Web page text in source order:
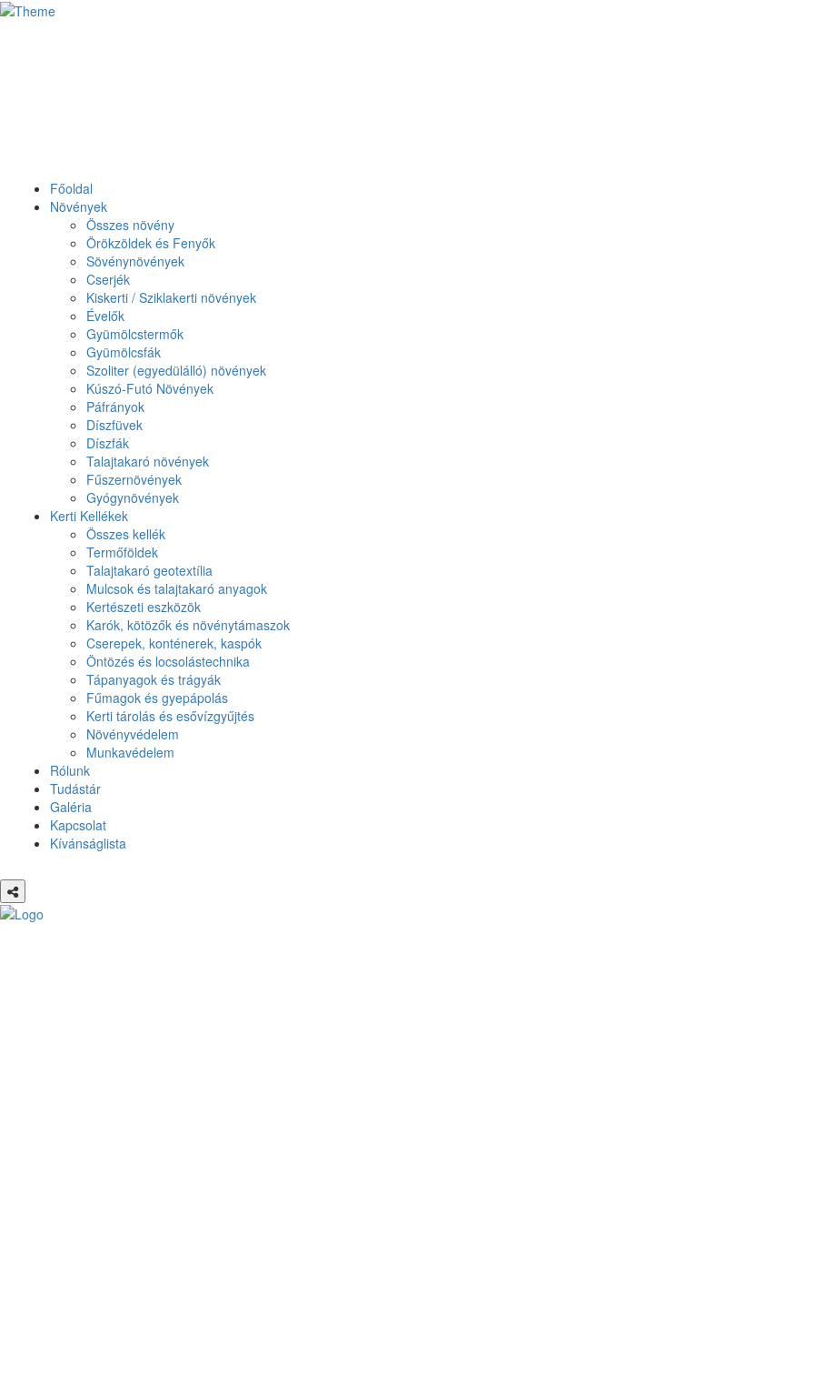
Főoldal
Növények
Összes növény
Örökzöldek és Fenyők
Sövénynövények
Cserjék
Kiskerti / Sziklakerti növények
Évelők
Gyümölcstermők
Gyümölcsfák
Szoliter (egyedülálló) növények
Kúszó-Futó Növények
Páfrányok
Díszfüvek
Díszfák
Talajtakaró növények
Fűszernövények
Gyógynövények
Kerti Kellékek
Összes kellék
Termőföldek
Talajtakaró geotextília
Mulcsok és talajtakaró anyagok
Kertészeti eszközök
Karók, kötözők és növénytámaszok
Cserepek, konténerek, kaspók
Öntözés és locsolástechnika
Tápanyagok és trágyák
Fűmagok és gyepápolás
Kerti tárolás és esővízgyűjtés
Növényvédelem
Munkavédelem
Rólunk
Tudástár
Galéria
Kapcsolat
Kívánságlista